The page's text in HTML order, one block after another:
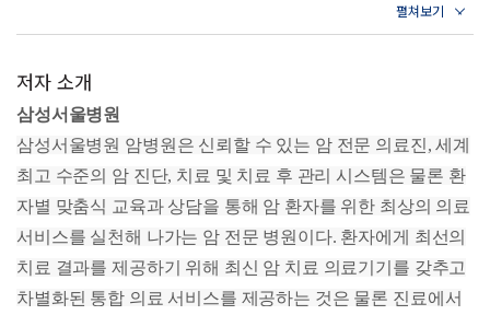
문어제육덮밥 | 묵은지오리볶음밥 | 단호박새우그라탕
[증상 4] 체중이 계속 늘어요
아보카도낫토비빔밥 | 참나물주꾸미샐러드 | 두부라따뚜이
[증상 5] 변비 때문에 힘들어요
해조류를 올린 비빔국수 | 시래기청국장찌개 | 흑임자오트밀
[증상 6] 설사를 자주 해요
돼지고기두부덮밥 | 코다리간장조림 | 소고기감자죽
[증상 7] 소화가 안 돼요
토마토스튜 | 조기찜 | 무밥
저자 소개
삼성서울병원
삼성서울병원 암병원은 신뢰할 수 있는 암 전문 의료진, 세계
최고 수준의 암 진단, 치료 및 치료 후 관리 시스템은 물론 환
자별 맞춤식 교육과 상담을 통해 암 환자를 위한 최상의 의료
서비스를 실천해 나가는 암 전문 병원이다. 환자에게 최선의
치료 결과를 제공하기 위해 최신 암 치료 의료기기를 갖추고
차별화된 통합 의료 서비스를 제공하는 것은 물론 진료에서